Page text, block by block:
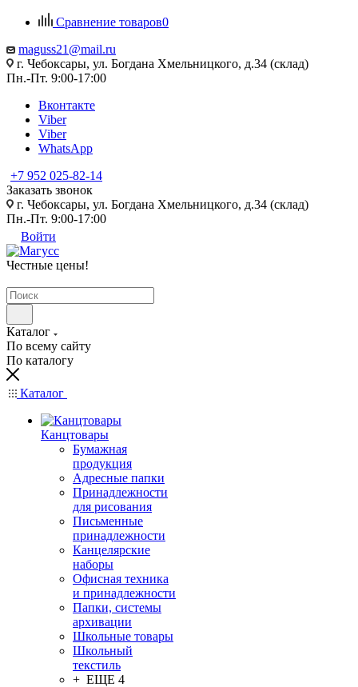
Сравнение товаров0
maguss21@mail.ru
г. Чебоксары, ул. Богдана Хмельницкого, д.34 (склад)
Пн.-Пт. 9:00-17:00
Вконтакте
Viber
Viber
WhatsApp
+7 952 025-82-14
Заказать звонок
г. Чебоксары, ул. Богдана Хмельницкого, д.34 (склад)
Пн.-Пт. 9:00-17:00
Войти
Честные цены!
Каталог
По всему сайту
По каталогу
Каталог
Канцтовары
Бумажная
продукция
Адресные папки
Принадлежности
для рисования
Письменные
принадлежности
Канцелярские
наборы
Офисная техника
и принадлежности
Папки, системы
архивации
Школьные товары
Школьный
текстиль
+ ЕЩЕ 4